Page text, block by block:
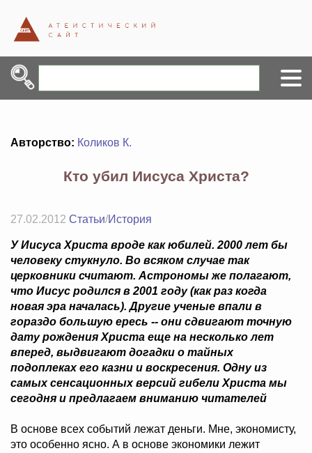
Авторство: Коликов К.
Кто убил Иисуса Христа?
27.02.2012 Статьи/История
У Иисуса Христа вроде как юбилей. 2000 лет бы
человеку стукнуло. Во всяком случае так
церковники считают. Астрономы же полагают,
что Иисус родился в 2001 году (как раз когда
новая эра началась). Другие ученые впали в
гораздо большую ересь -- они сдвигают точную
дату рождения Христа еще на несколько лет
вперед, выдвигают догадки о тайных
подоплеках его казни и воскресения. Одну из
самых сенсационных версий гибели Христа мы
сегодня и предлагаем вниманию читателей
В основе всех событий лежат деньги. Мне, экономисту,
это особенно ясно. А в основе экономики лежит